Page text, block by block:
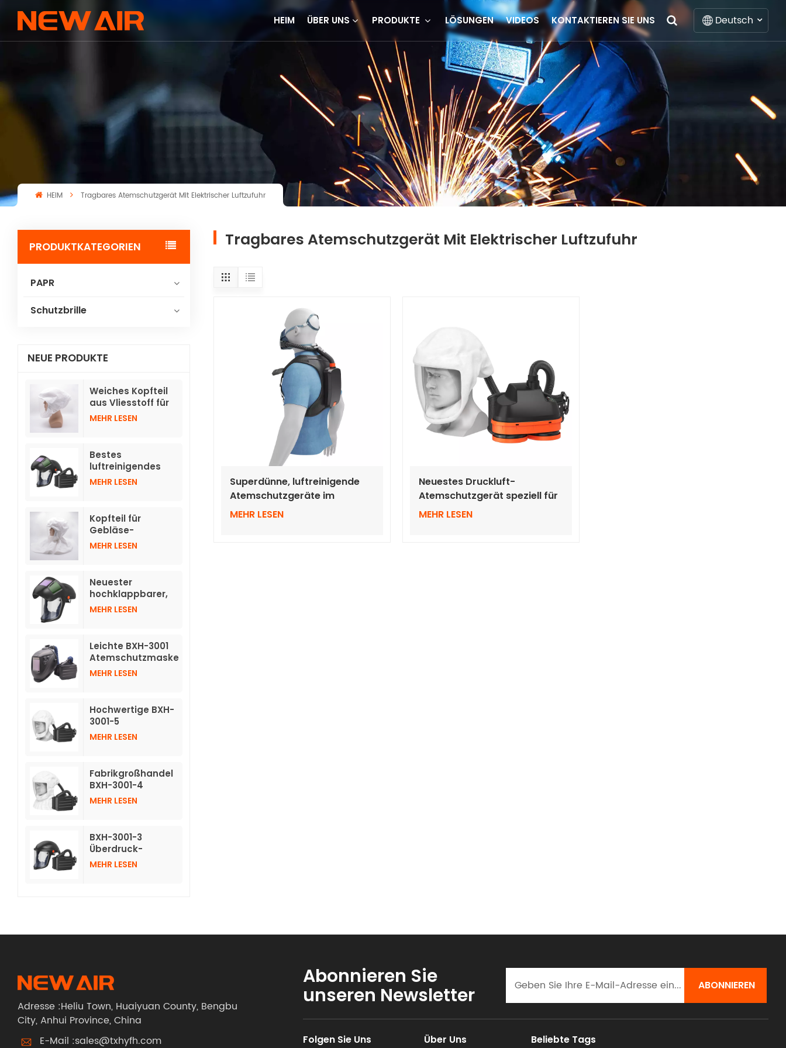
HEIM ÜBER UNS PRODUKTE LÖSUNGEN VIDEOS KONTAKTIEREN SIE UNS Deutsch
Español
HEIM Tragbares Atemschutzgerät Mit Elektrischer Luftzufuhr
PRODUKTKATEGORIEN
PAPR
Schutzbrille
NEUE PRODUKTE
Weiches Kopfteil
aus Vliesstoff für
Gebläse-
MEHR LESEN
Bestes
luftreinigendes
Atemschutzgerät
automatisch
verdunkelnden
Helmen
MEHR LESEN
Kopfteil für
Gebläse-
Atemschutzgeräte
MEHR LESEN
Neuester
hochklappbarer,
automatisch
Atemschutzgeräte
mit Luftreinigung
MEHR LESEN
Leichte BXH-3001
Atemschutzmaske
TH3 mit
Logo und
Schweißhelm
MEHR LESEN
Hochwertige BXH-
3001-5
Atemschutzmasken
MEHR LESEN
Fabrikgroßhandel
BXH-3001-4
Atemschutzmasken
Vlieshaube
MEHR LESEN
BXH-3001-3
Überdruck-
Luftreinigungs-
MEHR LESEN
Tragbares Atemschutzgerät Mit Elektrischer Luftzufuhr
Superdünne, luftreinigende
Atemschutzgeräte im
Rucksackstil mit Halbmaske
MEHR LESEN
Neuestes Druckluft-
Atemschutzgerät speziell für
RD40-Luftbehälter
MEHR LESEN
Adresse :Heliu Town, Huaiyuan County, Bengbu
City, Anhui Province, China
E-Mail :sales@txhyfh.com
Abonnieren Sie
unseren Newsletter
Folgen Sie Uns Über Uns Beliebte Tags